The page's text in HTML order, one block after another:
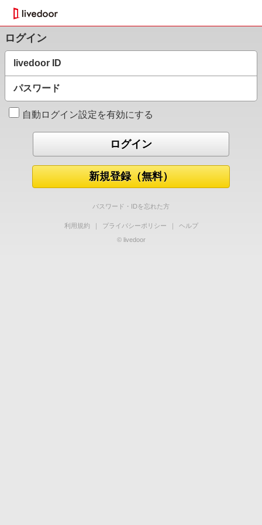
ログイン
livedoor ID
パスワード
自動ログイン設定を有効にする
新規登録（無料）
パスワード・IDを忘れた方
利用規約 ｜ プライバシーポリシー ｜
ヘルプ
© livedoor